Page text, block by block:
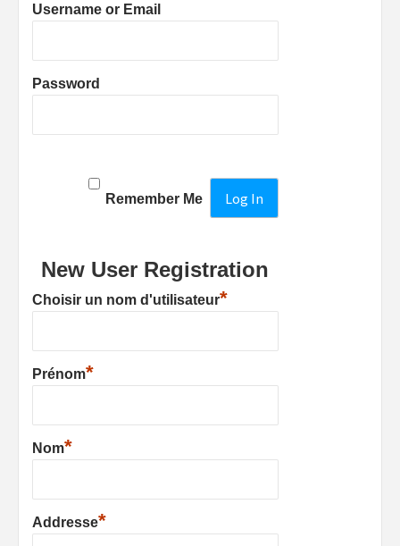
Username or Email
Password
Remember Me
New User Registration
Choisir un nom d'utilisateur*
Prénom*
Nom*
Addresse*